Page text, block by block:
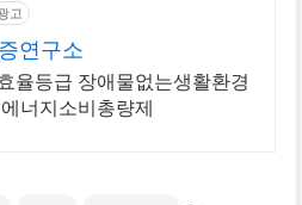
고
연구소
율등급 장애물없는생활환경
너지소비총량제